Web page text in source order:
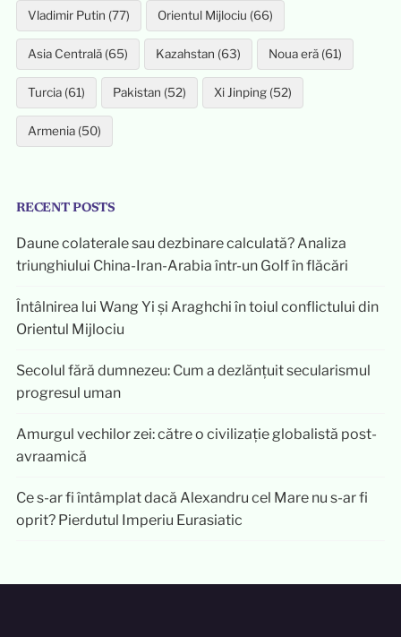
Vladimir Putin (77) Orientul Mijlociu (66)
Asia Centrală (65) Kazahstan (63) Noua eră (61)
Turcia (61) Pakistan (52) Xi Jinping (52)
Armenia (50)
RECENT POSTS
Daune colaterale sau dezbinare calculată? Analiza
triunghiului China-Iran-Arabia într-un Golf în flăcări
Întâlnirea lui Wang Yi și Araghchi în toiul conflictului din
Orientul Mijlociu
Secolul fără dumnezeu: Cum a dezlănțuit secularismul
progresul uman
Amurgul vechilor zei: către o civilizație globalistă post-
avraamică
Ce s-ar fi întâmplat dacă Alexandru cel Mare nu s-ar fi
oprit? Pierdutul Imperiu Eurasiatic